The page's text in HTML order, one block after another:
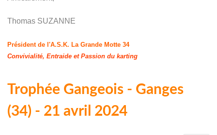
Thomas SUZANNE
Président de l'A.S.K. La Grande Motte 34
Convivialité, Entraide et Passion du karting
Trophée Gangeois - Ganges
(34) - 21 avril 2024